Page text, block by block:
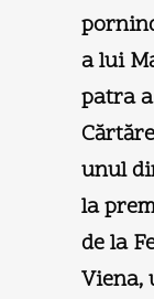
a lui
patra
unul
la
de la
Viena,